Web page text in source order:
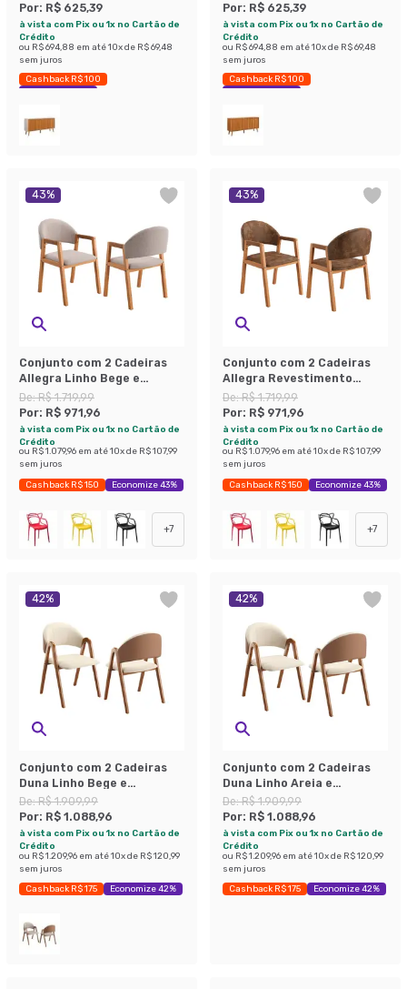
Por: R$ 625,39
à vista com Pix ou 1x no Cartão de
Crédito
ou R$ 694,88 em até10x de R$ 69,48
sem juros
Cashback R$ 100
Economize 49%
Por: R$ 625,39
à vista com Pix ou 1x no Cartão de
Crédito
ou R$ 694,88 em até10x de R$ 69,48
sem juros
Cashback R$ 100
Economize 49%
43%
Conjunto com 2 Cadeiras
Allegra Linho Bege e
Amadeirado
De:R$ 1.719,99
Por: R$ 971,96
à vista com Pix ou 1x no Cartão de
Crédito
ou R$ 1.079,96 em até10x de R$ 107,99
sem juros
Cashback R$ 150 Economize 43%
+7
43%
Conjunto com 2 Cadeiras
Allegra Revestimento
Sintético Marrom e
Amadeirado
De:R$ 1.719,99
Por: R$ 971,96
à vista com Pix ou 1x no Cartão de
Crédito
ou R$ 1.079,96 em até10x de R$ 107,99
sem juros
Cashback R$ 150 Economize 43%
+7
42%
Conjunto com 2 Cadeiras
Duna Linho Bege e
Amadeirado
De:R$ 1.909,99
Por: R$ 1.088,96
à vista com Pix ou 1x no Cartão de
Crédito
ou R$ 1.209,96 em até10x de R$ 120,99
sem juros
Cashback R$ 175 Economize 42%
42%
Conjunto com 2 Cadeiras
Duna Linho Areia e
Amadeirado
De:R$ 1.909,99
Por: R$ 1.088,96
à vista com Pix ou 1x no Cartão de
Crédito
ou R$ 1.209,96 em até10x de R$ 120,99
sem juros
Cashback R$ 175 Economize 42%